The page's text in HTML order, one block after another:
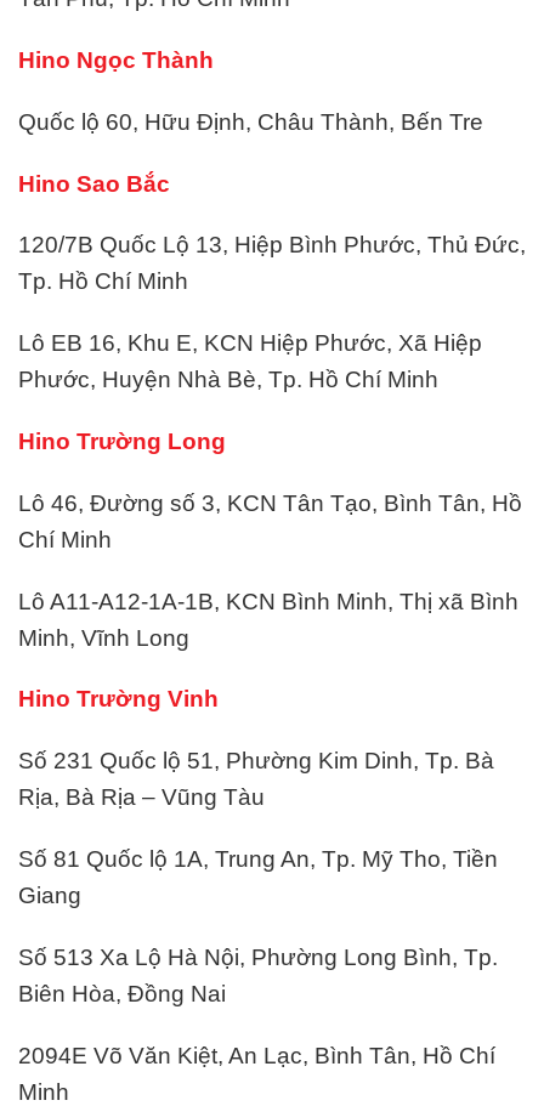
Hino Ngọc Thành
Quốc lộ 60, Hữu Định, Châu Thành, Bến Tre
Hino Sao Bắc
120/7B Quốc Lộ 13, Hiệp Bình Phước, Thủ Đức,
Tp. Hồ Chí Minh
Lô EB 16, Khu E, KCN Hiệp Phước, Xã Hiệp
Phước, Huyện Nhà Bè, Tp. Hồ Chí Minh
Hino Trường Long
Lô 46, Đường số 3, KCN Tân Tạo, Bình Tân, Hồ
Chí Minh
Lô A11-A12-1A-1B, KCN Bình Minh, Thị xã Bình
Minh, Vĩnh Long
Hino Trường Vinh
Số 231 Quốc lộ 51, Phường Kim Dinh, Tp. Bà
Rịa, Bà Rịa – Vũng Tàu
Số 81 Quốc lộ 1A, Trung An, Tp. Mỹ Tho, Tiền
Giang
Số 513 Xa Lộ Hà Nội, Phường Long Bình, Tp.
Biên Hòa, Đồng Nai
2094E Võ Văn Kiệt, An Lạc, Bình Tân, Hồ Chí
Minh